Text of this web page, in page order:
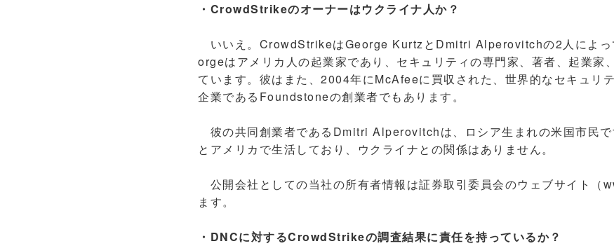
・CrowdStrikeのオーナーはウクライナ人か？
いいえ。CrowdStrikeはGeorge KurtzとDmitri Alperovitchの2人によっ
orgeはアメリカ人の起業家であり、セキュリティの専門家、著者、起業家
ています。彼はまた、2004年にMcAfeeに買収された、世界的なセキュリ
企業であるFoundstoneの創業者でもあります。
彼の共同創業者であるDmitri Alperovitchは、ロシア生まれの米国市民で
とアメリカで生活しており、ウクライナとの関係はありません。
公開会社としての当社の所有者情報は証券取引委員会のウェブサイト（
ます。
・DNCに対するCrowdStrikeの調査結果に責任を持っているか？